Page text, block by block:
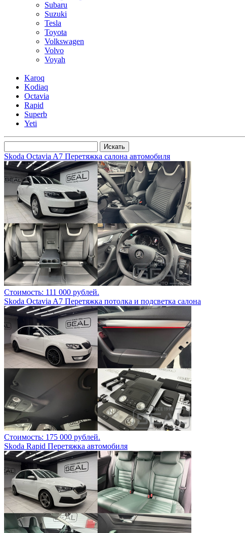
Subaru
Suzuki
Tesla
Toyota
Volkswagen
Volvo
Voyah
Karoq
Kodiaq
Octavia
Rapid
Superb
Yeti
Skoda Octavia A7 Перетяжка салона автомобиля
Стоимость: 111 000 рублей.
Skoda Octavia A7 Перетяжка потолка и подсветка салона
Стоимость: 175 000 рублей.
Skoda Rapid Перетяжка автомобиля